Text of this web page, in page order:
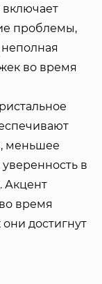
включает
проблемы,
во время
меньшее
в
Акцент
время
они достигнут